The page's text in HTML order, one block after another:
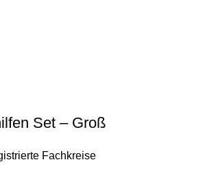
Set – Groß
Fachkreise